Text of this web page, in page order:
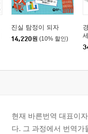
진실 탐정이 되자
14,220원 (10% 할인)
현재 바른번역 대표이
다. 그 과정에서 번역